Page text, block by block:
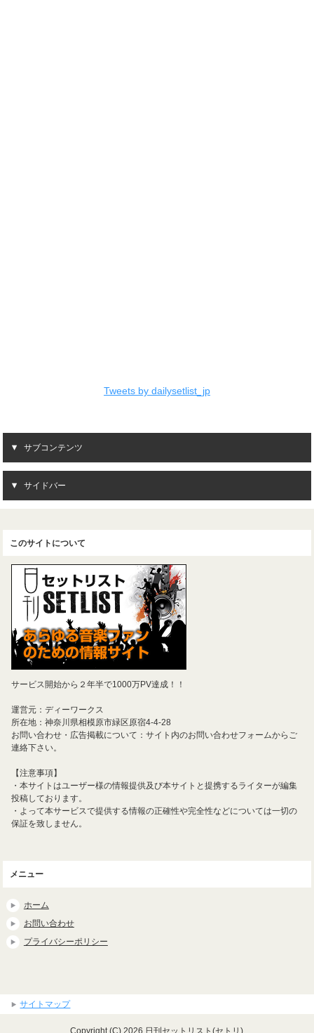
Tweets by dailysetlist_jp
サブコンテンツ
サイドバー
このサイトについて
サービス開始から２年半で1000万PV達成！！
運営元：ディーワークス
所在地：神奈川県相模原市緑区原宿4-4-28
お問い合わせ・広告掲載について：サイト内のお問い合わせフォームからご
連絡下さい。
【注意事項】
・本サイトはユーザー様の情報提供及び本サイトと提携するライターが編集
投稿しております。
・よって本サービスで提供する情報の正確性や完全性などについては一切の
保証を致しません。
メニュー
ホーム
お問い合わせ
プライバシーポリシー
サイトマップ